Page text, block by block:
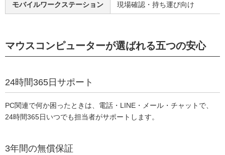
モバイルワークステーション 現場確認・持ち運び向け
マウスコンピューターが選ばれる五つの安心
24時間365日サポート
PC関連で何か困ったときは、電話・LINE・メール・チャットで、
24時間365日いつでも担当者がサポートします。
3年間の無償保証